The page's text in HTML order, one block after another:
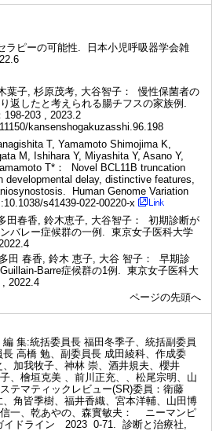
ラピーの可能性. 日本小児呼吸器学会雑
葉子, 杉原茂考, 大谷智子： 慢性保菌者の
返したと考えられる腸チフスの家族例.
203 , 2023.2
kansenshogakuzasshi.96.198
T, Yamamoto Shimojima K,
M, Ishihara Y, Miyashita Y, Asano Y,
T*： Novel BCL11B truncation
developmental delay, distinctive features,
Human Genome Variation
s41439-022-00220-x
田春香, 鈴木恵子, 大谷智子： 初期診断が
バレー症候群の一例. 東京女子医科大学
田 春香, 鈴木 恵子, 大谷 智子： 早期診
Barre症候群の1例. 東京女子医科大
2022.4
ページの先頭へ
集:統括委員長 福田冬季子、統括副委員
高橋 勉、副委員長 成田綾科、作成委
加我牧子、神林 崇、酒井規夫、櫻井
、檜垣克美 、前川正充、、松尾宗明、山
テマティックレビュー(SR)委員：衛藤
角皆季樹、福井香織、宮本洋輔、山田博
一、乾あやの、森實敏夫： ニーマンピ
イドライン 2023 0-71. 診断と治療社,